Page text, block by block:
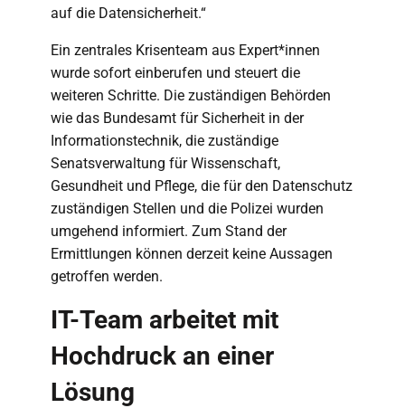
auf die Datensicherheit.“
Ein zentrales Krisenteam aus Expert*innen
wurde sofort einberufen und steuert die
weiteren Schritte. Die zuständigen Behörden
wie das Bundesamt für Sicherheit in der
Informationstechnik, die zuständige
Senatsverwaltung für Wissenschaft,
Gesundheit und Pflege, die für den Datenschutz
zuständigen Stellen und die Polizei wurden
umgehend informiert. Zum Stand der
Ermittlungen können derzeit keine Aussagen
getroffen werden.
IT-Team arbeitet mit
Hochdruck an einer
Lösung